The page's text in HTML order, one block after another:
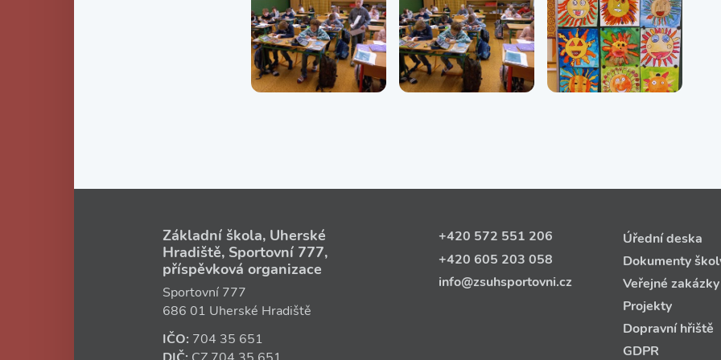
Základní škola, Uherské
Hradiště, Sportovní 777,
příspěvková organizace
Sportovní 777
686 01 Uherské Hradiště
IČO: 704 35 651
+420 572 551 206
+420 605 203 058
info@zsuhsportovni.cz
Úřední deska
Dokumenty
Veřejné zakázky
Projekty
Dopravní hřiště
GDPR